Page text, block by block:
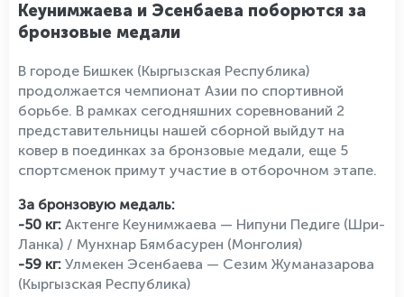
Кеунимжаева и Эсенбаева поборются за
бронзовые медали
В городе Бишкек (Кыргызская Республика)
продолжается чемпионат Азии по спортивной
борьбе. В рамках сегодняшних соревнований 2
представительницы нашей сборной выйдут на
ковер в поединках за бронзовые медали, еще 5
спортсменок примут участие в отборочном этапе.
За бронзовую медаль:
-50 кг: Актенге Кеунимжаева — Нипуни Педиге (Шри-
Ланка) / Мунхнар Бямбасурен (Монголия)
-59 кг: Улмекен Эсенбаева — Сезим Жуманазарова
(Кыргызская Республика)